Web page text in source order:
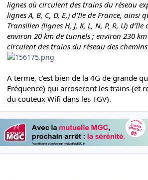
lignes où circulent des trains du réseau
lignes A, B, C, D, E,) d’Ile de France, ainsi
Transilien (lignes H, J, K, L, N, P, R, U)
environ 20 km de tunnels ; environ 230
circulent des trains du réseau des
A terme, c'est bien de la 4G de grande
Fréquence) qui arroseront les trains (et
du couteux Wifi dans les TGV).